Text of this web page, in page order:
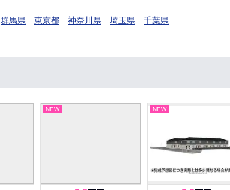
群馬県 東京都 神奈川県 埼玉県 千葉県
NEW NEW